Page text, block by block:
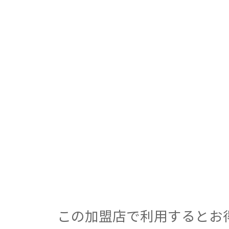
この加盟店で利用するとお